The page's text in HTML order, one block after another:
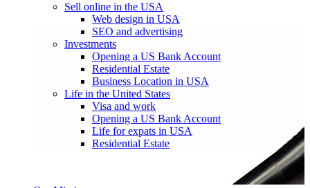
Sell online in the USA
Web design in USA
SEO and advertising
Investments
Opening a US Bank Account
Residential Estate
Business Location in USA
Life in the United States
Visa and work
Opening a US Bank Account
Life for expats in USA
Residential Estate